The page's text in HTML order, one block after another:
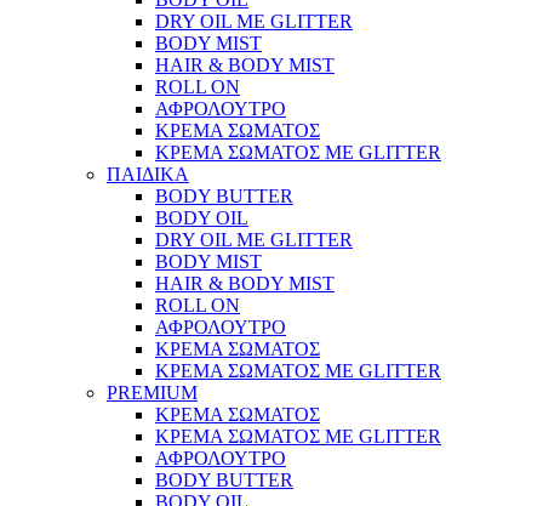
DRY OIL ΜΕ GLITTER
BODY MIST
HAIR & BODY MIST
ROLL ON
ΑΦΡΟΛΟΥΤΡΟ
ΚΡΕΜΑ ΣΩΜΑΤΟΣ
ΚΡΕΜΑ ΣΩΜΑΤΟΣ ΜΕ GLITTER
ΠΑΙΔΙΚΑ
BODY BUTTER
BODY OIL
DRY OIL ΜΕ GLITTER
BODY MIST
HAIR & BODY MIST
ROLL ON
ΑΦΡΟΛΟΥΤΡΟ
ΚΡΕΜΑ ΣΩΜΑΤΟΣ
ΚΡΕΜΑ ΣΩΜΑΤΟΣ ΜΕ GLITTER
PREMIUM
ΚΡΕΜΑ ΣΩΜΑΤΟΣ
ΚΡΕΜΑ ΣΩΜΑΤΟΣ ΜΕ GLITTER
ΑΦΡΟΛΟΥΤΡΟ
BODY BUTTER
BODY OIL